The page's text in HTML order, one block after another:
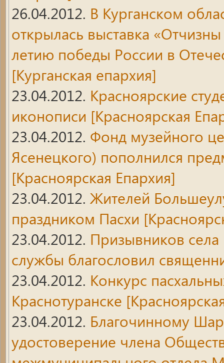
26.04.2012. В Курганском
открылась выставка
летию победы России в
[Курганская епархия]
23.04.2012. Красноярские
иконописи [Красноярская
23.04.2012. Фонд музейного
Ясенецкого) пополнился
[Красноярская Епархия]
23.04.2012. Жителей
праздником Пасхи
23.04.2012. Призывников
службы благословил
23.04.2012. Конкурс
Краснотуранске
23.04.2012. Благочинному
удостоверение члена